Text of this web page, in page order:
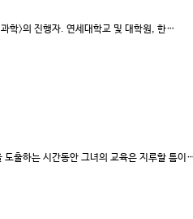
학〉의 진행자. 연세대학교 및 대학원, 한…
도출하는 시간동안 그녀의 교육은 지루할 틈이